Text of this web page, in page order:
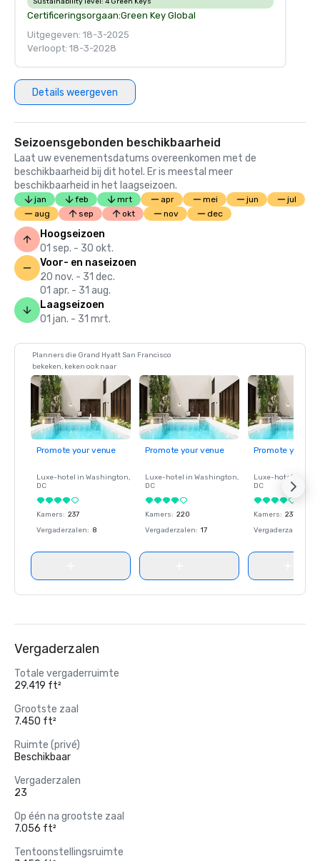
Certificeringsorgaan:Green Key Global
Uitgegeven: 18-3-2025
Verloopt: 18-3-2028
Details weergeven
Seizoensgebonden beschikbaarheid
Laat uw evenementsdatums overeenkomen met de
beschikbaarheid bij dit hotel. Er is meestal meer
beschikbaarheid in het laagseizoen.
jan feb mrt apr mei jun
jul
aug
sep okt nov dec
Hoogseizoen
01 sep. - 30 okt.
Voor- en naseizoen
20 nov. - 31 dec.
01 apr. - 31 aug.
Laagseizoen
01 jan. - 31 mrt.
Planners die Grand Hyatt San Francisco
bekeken, keken ook naar
Promote your venue
Luxe-hotel in Washington,
DC
Kamers: 237
Vergaderzalen: 8
Promote your venue
Luxe-hotel in Washington,
DC
Kamers: 220
Vergaderzalen: 17
Promote your
Luxe-hotel in
DC
Kamers: 237
Vergaderzalen
Vergaderzalen
Totale vergaderruimte
29.419 ft²
Grootste zaal
7.450 ft²
Ruimte (privé)
Beschikbaar
Vergaderzalen
23
Op één na grootste zaal
7.056 ft²
Tentoonstellingsruimte